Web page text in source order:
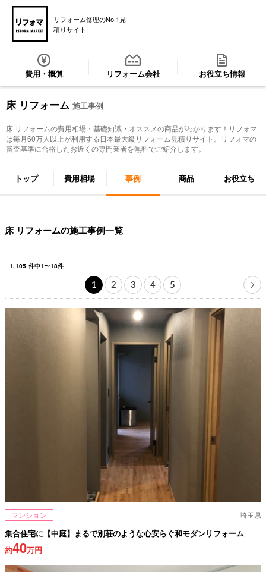
リフォーム修理のNo.1見
積りサイト
費用・概算 リフォーム会社 お役立ち情報
床 リフォーム 施工事例
床 リフォームの費用相場・基礎知識・オススメの商品がわかります！リフォマ
は毎月60万人以上が利用する日本最大級リフォーム見積りサイト。リフォマの
審査基準に合格したお近くの専門業者を無料でご紹介します。
トップ 費用相場 事例 商品 お役立ち
床 リフォームの施工事例一覧
1,105 件中1〜18件
1 2 3 4 5
マンション 埼玉県
集合住宅に【中庭】まるで別荘のような心安らぐ和モダンリフォーム
約40万円